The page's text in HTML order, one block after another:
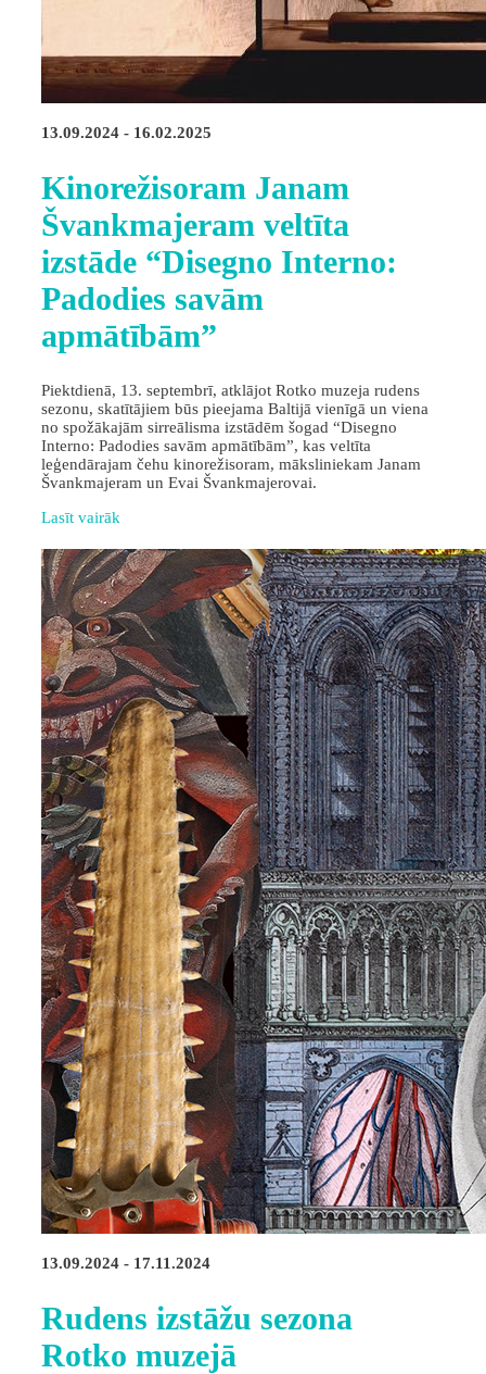
13.09.2024 - 16.02.2025
Kinorežisoram Janam
Švankmajeram veltīta
izstāde “Disegno Interno:
Padodies savām
apmātībām”
Piektdienā, 13. septembrī, atklājot Rotko muzeja rudens
sezonu, skatītājiem būs pieejama Baltijā vienīgā un viena
no spožākajām sirreālisma izstādēm šogad “Disegno
Interno: Padodies savām apmātībām”, kas veltīta
leģendārajam čehu kinorežisoram, māksliniekam Janam
Švankmajeram un Evai Švankmajerovai.
Lasīt vairāk
13.09.2024 - 17.11.2024
Rudens izstāžu sezona
Rotko muzejā